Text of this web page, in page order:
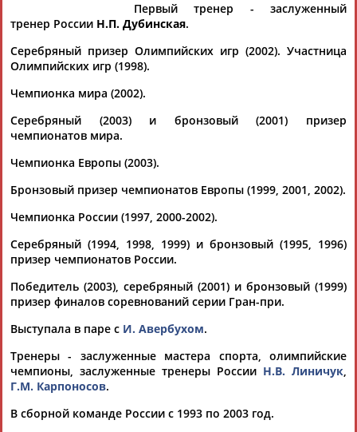
Скончался бывший тренер Костомарова и Авербуха Олег
Эпштейн
...его учеников серебряные призеры Олимпийских игр 2002
годаИрина Лобачеваи Илья Авербух, олимпийский
(Проект:Информационное агентство СТАДИОН
Семь лет назад Никита Кацалапов уже уходил от меня
...складывалось с прыжками. Как раз в то время Илья
Авербух иИрина Лобачева
Авербух илиЛобачева? – Первые программы ставил Илья.
(Проект:Информационное агентство СТАДИОН
ТАБЛО АКТИВНОСТИ
ЦЕЛИ ПРОЕКТА
Первый тренер - заслуженный
тренер России Н.П. Дубинская.
Серебряный призер Олимпийских игр (2002). Участница
Олимпийских игр (1998).
Чемпионка мира (2002).
Серебряный (2003) и бронзовый (2001) призер
чемпионатов мира.
Чемпионка Европы (2003).
Бронзовый призер чемпионатов Европы (1999, 2001, 2002).
Чемпионка России (1997, 2000-2002).
Серебряный (1994, 1998, 1999) и бронзовый (1995, 1996)
призер чемпионатов России.
Победитель (2003), серебряный (2001) и бронзовый (1999)
призер финалов соревнований серии Гран-при.
Выступала в паре с И. Авербухом.
Тренеры - заслуженные мастера спорта, олимпийские
чемпионы, заслуженные тренеры России Н.В. Линичук,
Г.М. Карпоносов.
В сборной команде России с 1993 по 2003 год.